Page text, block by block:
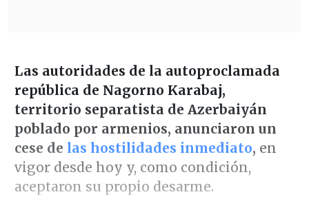
Las autoridades de la autoproclamada
república de Nagorno Karabaj,
territorio separatista de Azerbaiyán
poblado por armenios, anunciaron un
cese de las hostilidades inmediato, en
vigor desde hoy y, como condición,
aceptaron su propio desarme.